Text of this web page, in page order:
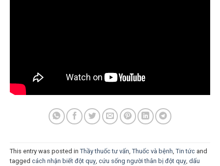
This entry was posted in Thầy thuốc tư vấn Thuốc và bệnh Tin tức and
tagged cách nhận biết đột quỵ cứu sống người thân bị đột quỵ dấu